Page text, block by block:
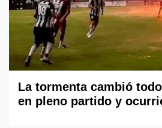
La tormenta cambió
en pleno partido y